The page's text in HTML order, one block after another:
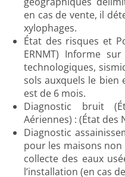
en cas de vente, il
xylophages.
État des risques et
ERNMT) Informe
technologiques,
sols auxquels le bien
est de 6 mois.
Diagnostic bruit
Aériennes) : (État des
Diagnostic
pour les maisons
collecte des eaux
l’installation (en cas